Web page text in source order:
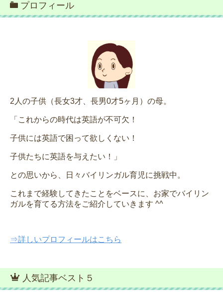
プロフィール
2人の子供（長女3才、長男0才5ヶ月）の母。
「これからの時代は英語が不可欠！
子供には英語で困って欲しくない！
子供たちに英語を与えたい！」
との思いから、日々バイリンガル育児に挑戦中。
これまで経験してきたことをベースに、お家でバイリン
ガルを育てる方法をご紹介していきます ^^
⇒詳しいプロフィールはこちら
人気記事ベスト５